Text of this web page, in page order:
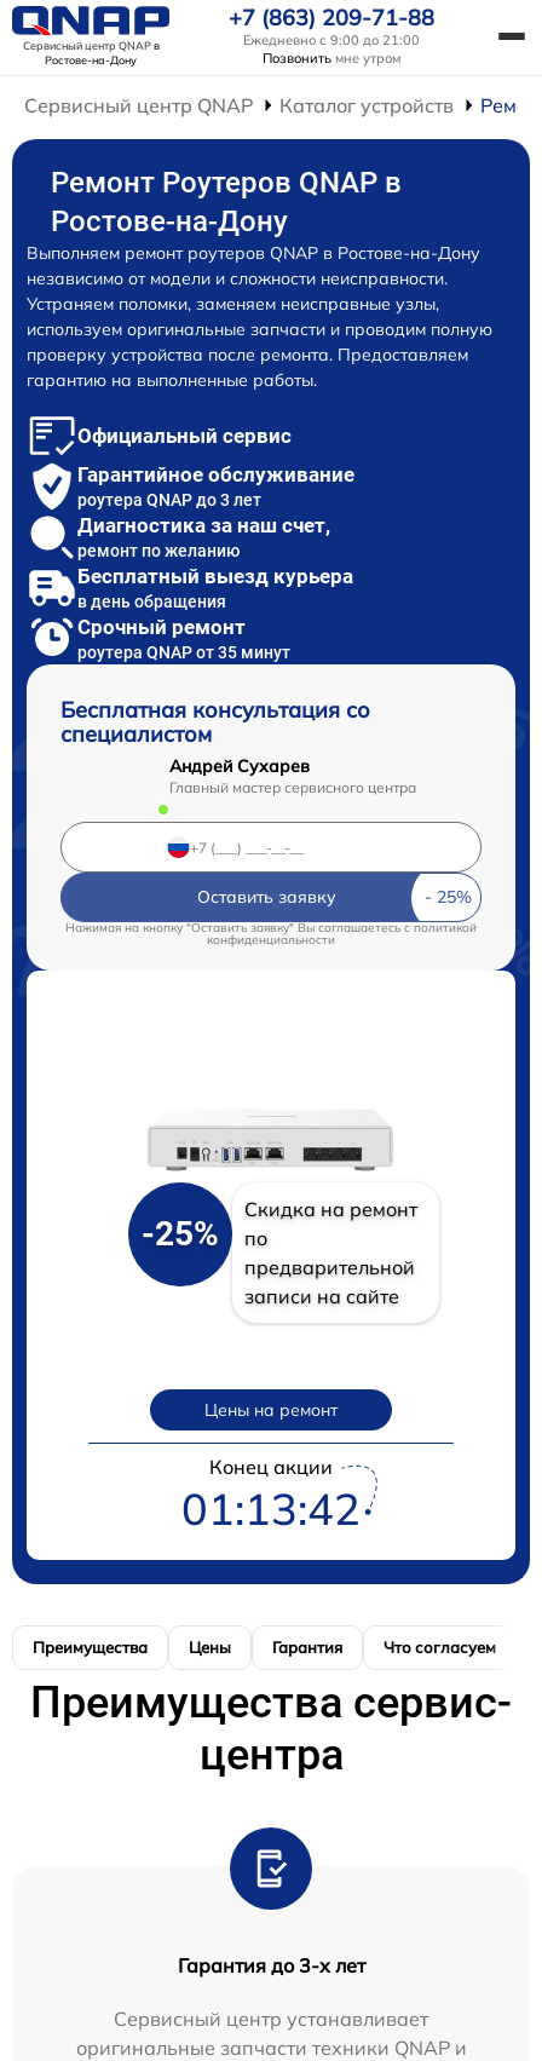
Сервисный центр QNAPв
Ростове-на-Дону
+7 (863) 209-71-88
Ежедневно с 9:00 до 21:00
Позвонить мне утром
Сервисный центр QNAP Каталог устройств
Ремонт Роутеров QNAP в
Ростове-на-Дону
Выполняем ремонт роутеров QNAP в Ростове-на-Дону
независимо от модели и сложности неисправности.
Устраняем поломки, заменяем неисправные узлы,
используем оригинальные запчасти и проводим полную
проверку устройства после ремонта. Предоставляем
гарантию на выполненные работы.
Официальный сервис
Гарантийное обслуживание
роутера QNAP до 3 лет
Диагностика за наш счет,
ремонт по желанию
Бесплатный выезд курьера
в день обращения
Срочный ремонт
роутера QNAP от 35 минут
Бесплатная консультация со
специалистом
Андрей Сухарев
Главный мастер сервисного центра
Оставить заявку
Нажимая на кнопку "Оставить заявку" Вы соглашаетесь cполитикой
конфиденциальности
-25%
Скидка на ремонт
по
предварительной
записи на сайте
Цены на ремонт
Конец акции
01:13:41
Преимущества Цены Гарантия Что согласуем
Преимущества сервис-
центра
Гарантия до 3-х лет
Сервисный центр устанавливает
оригинальные запчасти техники QNAP и